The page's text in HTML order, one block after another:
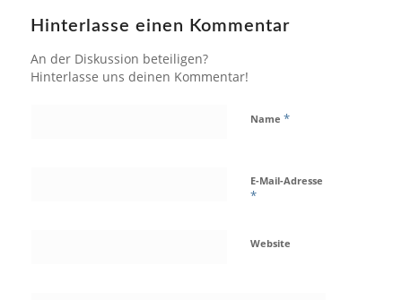
Hinterlasse einen Kommentar
An der Diskussion beteiligen?
Hinterlasse uns deinen Kommentar!
Name *
E-Mail-Adresse
*
Website